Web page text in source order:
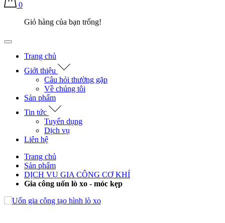
0
Giỏ hàng của bạn trống!
Trang chủ
Giới thiệu
Câu hỏi thường gặp
Về chúng tôi
Sản phẩm
Tin tức
Tuyển dụng
Dịch vụ
Liên hệ
Trang chủ
Sản phẩm
DỊCH VỤ GIA CÔNG CƠ KHÍ
Gia công uốn lò xo - móc kẹp